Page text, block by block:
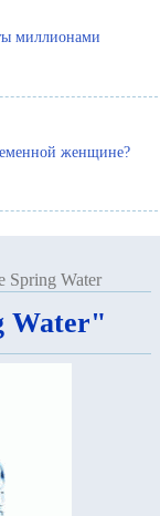
миллионами
женщине?
Spring Water
Water"